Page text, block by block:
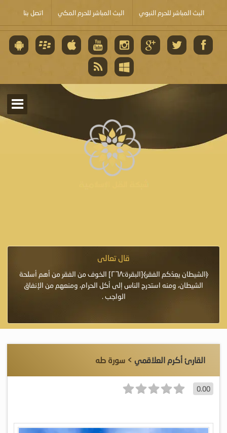
البث المباشر للحرم النبوي البث المباشر للحرم المكي اتصل بنا
قال تعالى
﴿الشيطان يعِدُكم الفقر﴾[البقرة:٢٦٨] الخوف من الفقر من أهم أسلحة
الشيطان، ومنه استدرج الناس إلى أكل الحرام، ومنعهم من الإنفاق
الواجب .
القارئ أكرم العلاقمي > سورة طه
0.00